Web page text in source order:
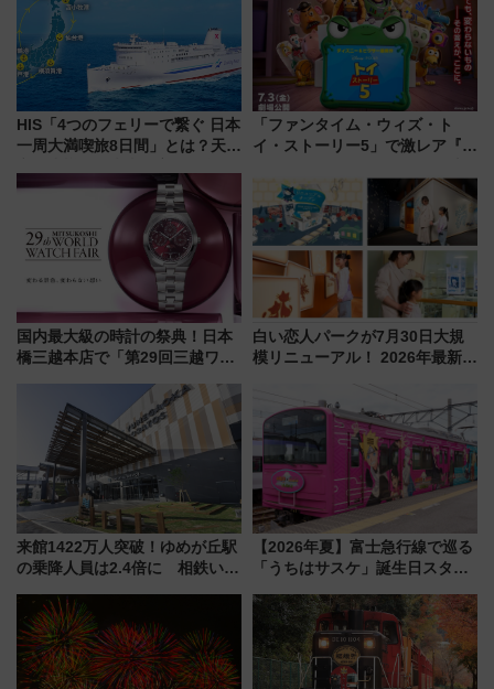
HIS「4つのフェリーで繋ぐ 日本
一周大満喫旅8日間」とは？天橋
の絶景＆限定グルメを網羅！煩
雑な手続きも不要でお手軽に楽
しめるプランが登場
「ファンタイム・ウィズ・ト
イ・ストーリー5」で激レア『ロ
デコレーションも徹底解説
国内最大級の時計の祭典！日本
橋三越本店で「第29回三越ワー
【2026年8月5日～25日】
白い恋人パークが7月30日大規
模リニューアル！ 2026年最新の
と料金・アクセスを徹底解説
（札幌市）
来館1422万人突破！ゆめが丘駅
の乗降人員は2.4倍に 相鉄いず
年祭にそうにゃん＆DB.スター
マンが登場
【2026年夏】富士急行線で巡る
「うちはサスケ」誕生日スタン
定グルメ＆グッズ徹底ガイド